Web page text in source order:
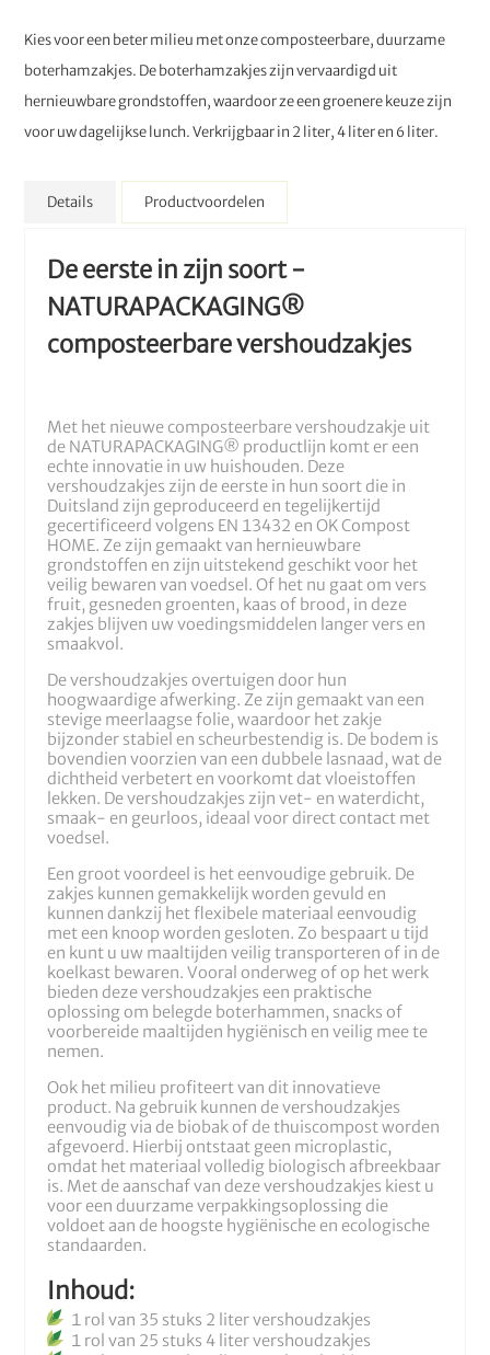
Kies voor een beter milieu met onze composteerbare, duurzame
boterhamzakjes. De boterhamzakjes zijn vervaardigd uit
hernieuwbare grondstoffen, waardoor ze een groenere keuze zijn
voor uw dagelijkse lunch. Verkrijgbaar in 2 liter, 4 liter en 6 liter.
Details
De eerste in zijn soort -
NATURAPACKAGING®
composteerbare vershoudzakjes
Met het nieuwe composteerbare vershoudzakje uit
de NATURAPACKAGING® productlijn komt er een
echte innovatie in uw huishouden. Deze
vershoudzakjes zijn de eerste in hun soort die in
Duitsland zijn geproduceerd en tegelijkertijd
gecertificeerd volgens EN 13432 en OK Compost
HOME. Ze zijn gemaakt van hernieuwbare
grondstoffen en zijn uitstekend geschikt voor het
veilig bewaren van voedsel. Of het nu gaat om vers
fruit, gesneden groenten, kaas of brood, in deze
zakjes blijven uw voedingsmiddelen langer vers en
smaakvol.
De vershoudzakjes overtuigen door hun
hoogwaardige afwerking. Ze zijn gemaakt van een
stevige meerlaagse folie, waardoor het zakje
bijzonder stabiel en scheurbestendig is. De bodem is
bovendien voorzien van een dubbele lasnaad, wat de
dichtheid verbetert en voorkomt dat vloeistoffen
lekken. De vershoudzakjes zijn vet- en waterdicht,
smaak- en geurloos, ideaal voor direct contact met
voedsel.
Een groot voordeel is het eenvoudige gebruik. De
zakjes kunnen gemakkelijk worden gevuld en
kunnen dankzij het flexibele materiaal eenvoudig
met een knoop worden gesloten. Zo bespaart u tijd
en kunt u uw maaltijden veilig transporteren of in de
koelkast bewaren. Vooral onderweg of op het werk
bieden deze vershoudzakjes een praktische
oplossing om belegde boterhammen, snacks of
voorbereide maaltijden hygiënisch en veilig mee te
nemen.
Ook het milieu profiteert van dit innovatieve
product. Na gebruik kunnen de vershoudzakjes
eenvoudig via de biobak of de thuiscompost worden
afgevoerd. Hierbij ontstaat geen microplastic,
omdat het materiaal volledig biologisch afbreekbaar
is. Met de aanschaf van deze vershoudzakjes kiest u
voor een duurzame verpakkingsoplossing die
voldoet aan de hoogste hygiënische en ecologische
standaarden.
Inhoud:
1 rol van 35 stuks 2 liter vershoudzakjes
1 rol van 25 stuks 4 liter vershoudzakjes
Productvoordelen